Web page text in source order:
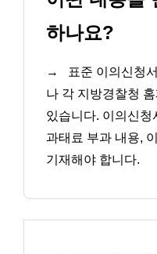
하나요?
→
표준 이의신청
나 각 지방경찰청
있습니다. 이의신청
과태료 부과 내용,
기재해야 합니다.